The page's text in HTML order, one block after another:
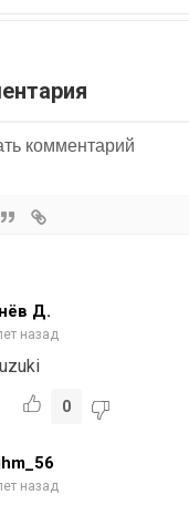
Д.
назад
0
назад